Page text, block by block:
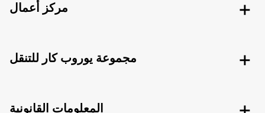
مركز أعمال
مجموعة يوروب كار للتنقل
المعلومات القانونية